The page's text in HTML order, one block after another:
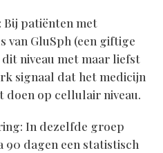
Bij patiënten met
van GluSph (een giftige
niveau met maar liefst
signaal dat het medicijn
doen op cellulair niveau.
In dezelfde groep
90 dagen een statistisch